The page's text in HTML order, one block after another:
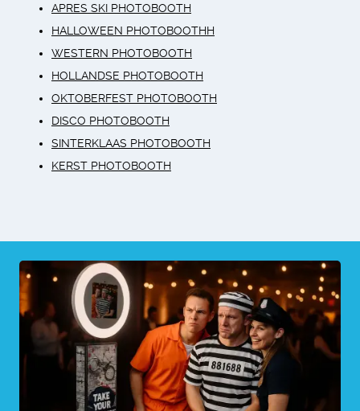
APRES SKI PHOTOBOOTH
HALLOWEEN PHOTOBOOTHH
WESTERN PHOTOBOOTH
HOLLANDSE PHOTOBOOTH
OKTOBERFEST PHOTOBOOTH
DISCO PHOTOBOOTH
SINTERKLAAS PHOTOBOOTH
KERST PHOTOBOOTH